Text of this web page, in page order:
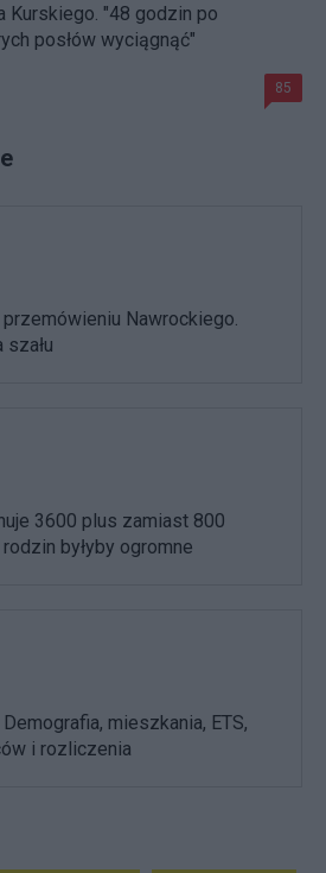
Kurskiego. "48 godzin po
posłów wyciągnąć"
85
Nawrockiego.
szału
3600 plus zamiast 800
byłyby ogromne
mieszkania, ETS,
i rozliczenia